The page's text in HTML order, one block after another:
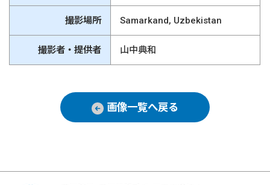
撮影場所 Samarkand, Uzbekistan
撮影者・提供者 山中典和
画像一覧へ戻る